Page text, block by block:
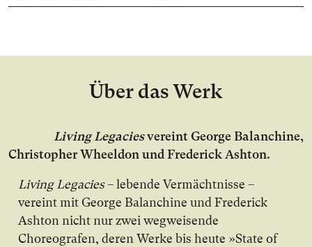
Über das Werk
Living Legaciesvereint George Balanchine,
Christopher Wheeldon und Frederick Ashton.
Living Legacies– lebende Vermächtnisse –
vereint mit George Balanchine und Frederick
Ashton nicht nur zwei wegweisende
Choreografen, deren Werke bis heute »State of